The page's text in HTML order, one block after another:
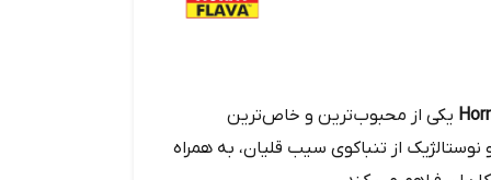
یکی از محبوب‌ترین و خاص‌ترین
از تنباکوی سیب قلیان، به همراه